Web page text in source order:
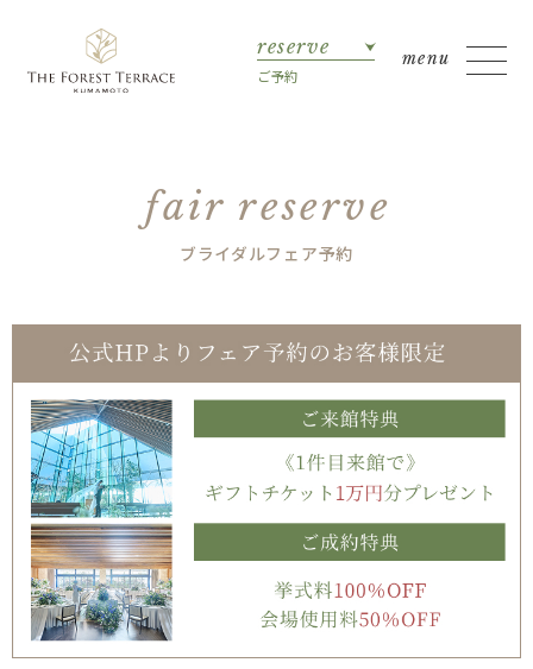
reserve
ご予約
fair reserve
ブライダルフェア予約